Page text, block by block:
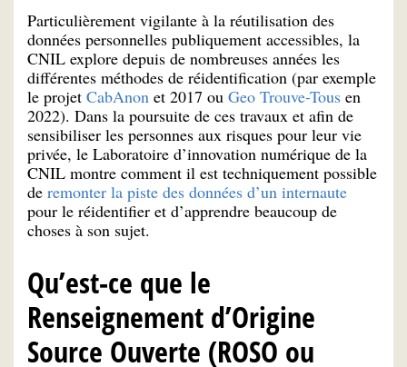
Particulièrement vigilante à la réutilisation des
données personnelles publiquement accessibles, la
CNIL explore depuis de nombreuses années les
différentes méthodes de réidentification (par exemple
le projet CabAnon et 2017 ou Geo Trouve-Tous en
2022). Dans la poursuite de ces travaux et afin de
sensibiliser les personnes aux risques pour leur vie
privée, le Laboratoire d’innovation numérique de la
CNIL montre comment il est techniquement possible
de remonter la piste des données d’un internaute
pour le réidentifier et d’apprendre beaucoup de
choses à son sujet.
Qu’est-ce que le
Renseignement d’Origine
Source Ouverte (ROSO ou